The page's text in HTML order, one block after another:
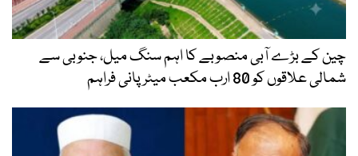
چین کے بڑے آبی منصوبے کا اہم سنگ میل، جنوبی سے
شمالی علاقوں کو 80 ارب مکعب میٹر پانی فراہم